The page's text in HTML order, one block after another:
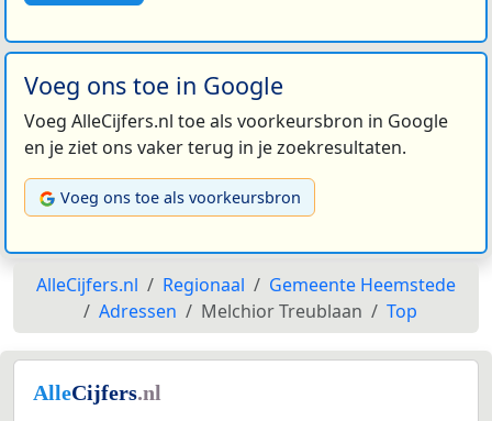
Voeg ons toe in Google
Voeg AlleCijfers.nl toe als voorkeursbron in Google
en je ziet ons vaker terug in je zoekresultaten.
Voeg ons toe als voorkeursbron
AlleCijfers.nl Regionaal
Gemeente Heemstede
Adressen
Melchior Treublaan Top